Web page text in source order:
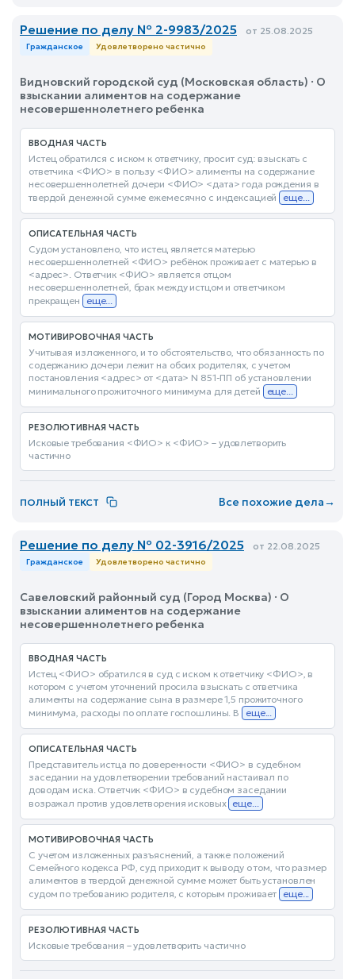
Решение по делу № 2-9983/2025 от 25.08.2025
Гражданское Удовлетворено частично
Видновский городской суд (Московская область) · О
взыскании алиментов на содержание
несовершеннолетнего ребенка
ВВОДНАЯ ЧАСТЬ
Истец обратился с иском к ответчику, просит суд: взыскать с
ответчика <ФИО> в пользу <ФИО> алименты на содержание
несовершеннолетней дочери <ФИО> <дата> года рождения в
твердой денежной сумме ежемесячно с индексацией еще...
ОПИСАТЕЛЬНАЯ ЧАСТЬ
Судом установлено, что истец является матерью
несовершеннолетней <ФИО> ребёнок проживает с матерью в
<адрес>. Ответчик <ФИО> является отцом
несовершеннолетней, брак между истцом и ответчиком
прекращен
еще...
МОТИВИРОВОЧНАЯ ЧАСТЬ
Учитывая изложенного, и то обстоятельство, что обязанность по
содержанию дочери лежит на обоих родителях, с учетом
постановления <адрес> от <дата> N 851-ПП об установлении
минимального прожиточного минимума для детей
еще...
РЕЗОЛЮТИВНАЯ ЧАСТЬ
Исковые требования <ФИО> к <ФИО> – удовлетворить
частично
ПОЛНЫЙ ТЕКСТ Все похожие дела→
Решение по делу № 02-3916/2025 от 22.08.2025
Гражданское Удовлетворено частично
Савеловский районный суд (Город Москва) · О
взыскании алиментов на содержание
несовершеннолетнего ребенка
ВВОДНАЯ ЧАСТЬ
Истец <ФИО> обратился в суд с иском к ответчику <ФИО>, в
котором с учетом уточнений просила взыскать с ответчика
алименты на содержание сына в размере 1,5 прожиточного
минимума, расходы по оплате госпошлины. В
еще...
ОПИСАТЕЛЬНАЯ ЧАСТЬ
Представитель истца по доверенности <ФИО> в судебном
заседании на удовлетворении требований настаивал по
доводам иска. Ответчик <ФИО> в судебном заседании
возражал против удовлетворения исковых еще...
МОТИВИРОВОЧНАЯ ЧАСТЬ
С учетом изложенных разъяснений, а также положений
Семейного кодекса РФ, суд приходит к выводу о том, что размер
алиментов в твердой денежной сумме может быть установлен
судом по требованию родителя, с которым проживает еще...
РЕЗОЛЮТИВНАЯ ЧАСТЬ
Исковые требования – удовлетворить частично